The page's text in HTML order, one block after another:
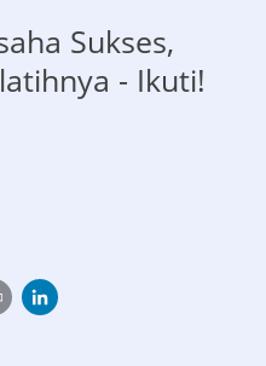
Sukses,
- Ikuti!
Print